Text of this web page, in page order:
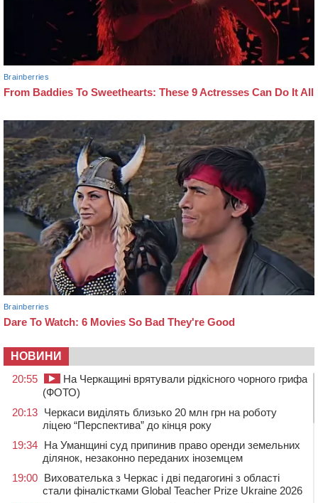
НОВИНИ
20:55
На Черкащині врятували рідкісного чорного грифа
(ФОТО)
20:13 Черкаси виділять близько 20 млн грн на роботу
ліцею “Перспектива” до кінця року
19:34 На Уманщині суд припинив право оренди земельних
ділянок, незаконно переданих іноземцем
19:00 Вихователька з Черкас і дві педагогині з області
стали фіналістками Global Teacher Prize Ukraine 2026